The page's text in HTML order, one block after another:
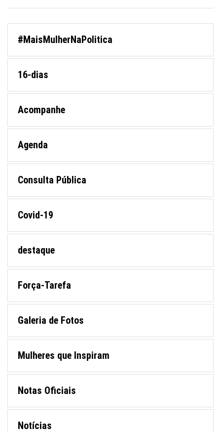
#MaisMulherNaPolitica
16-dias
Acompanhe
Agenda
Consulta Pública
Covid-19
destaque
Força-Tarefa
Galeria de Fotos
Mulheres que Inspiram
Notas Oficiais
Notícias